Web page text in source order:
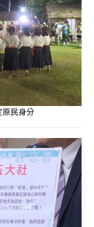
民身分